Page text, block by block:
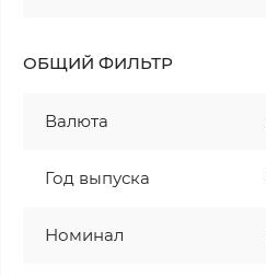
ОБЩИЙ ФИЛЬТР
Валюта
Год выпуска
Номинал